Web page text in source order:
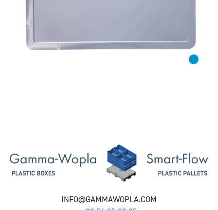
INFO@GAMMAWOPLA.COM